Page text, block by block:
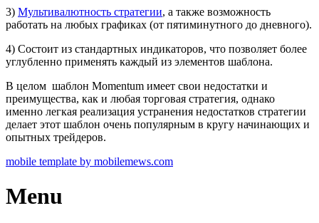
3) Мультивалютность стратегии, а также возможность
работать на любых графиках (от пятиминутного до дневного).
4) Состоит из стандартных индикаторов, что позволяет более
углубленно применять каждый из элементов шаблона.
В целом шаблон Momentum имеет свои недостатки и
преимущества, как и любая торговая стратегия, однако
именно легкая реализация устранения недостатков стратегии
делает этот шаблон очень популярным в кругу начинающих и
опытных трейдеров.
mobile template by mobilemews.com
Menu